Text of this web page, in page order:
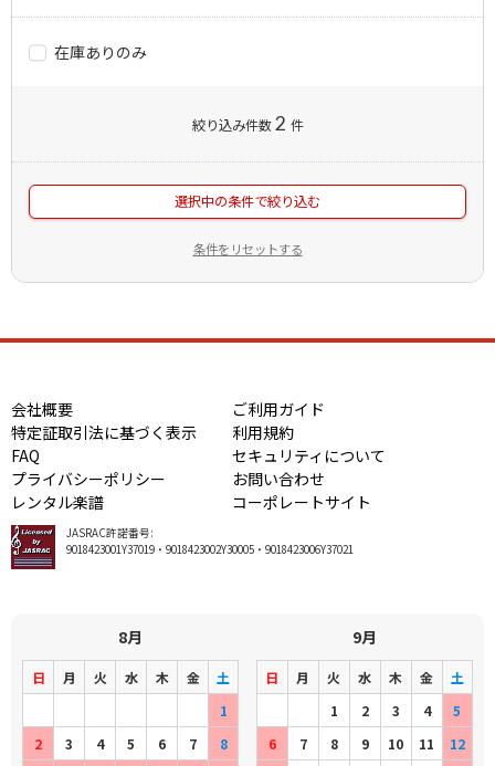
在庫ありのみ
絞り込み件数 2 件
選択中の条件で絞り込む
条件をリセットする
会社概要
ご利用ガイド
特定証取引法に基づく表示
利用規約
FAQ
セキュリティについて
プライバシーポリシー
お問い合わせ
レンタル楽譜
コーポレートサイト
JASRAC許諾番号:
9018423001Y37019・9018423002Y30005・9018423006Y37021
8月
日 月 火 水 木 金
土
1
2
3 4 5 6 7 8
9月
日 月 火 水 木 金
土
1
2 3 4
5
6
7 8 9 10 11 12